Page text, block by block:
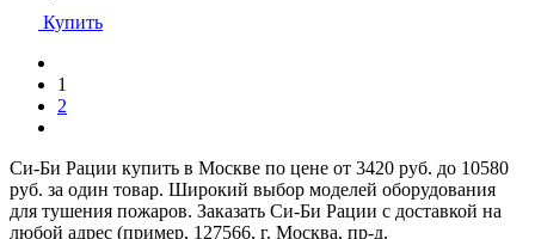
Купить
1
2
Си-Би Рации купить в Москве по цене от 3420 руб. до 10580
руб. за один товар. Широкий выбор моделей оборудования
для тушения пожаров. Заказать Си-Би Рации с доставкой на
любой адрес (пример, 127566, г. Москва, пр-д.